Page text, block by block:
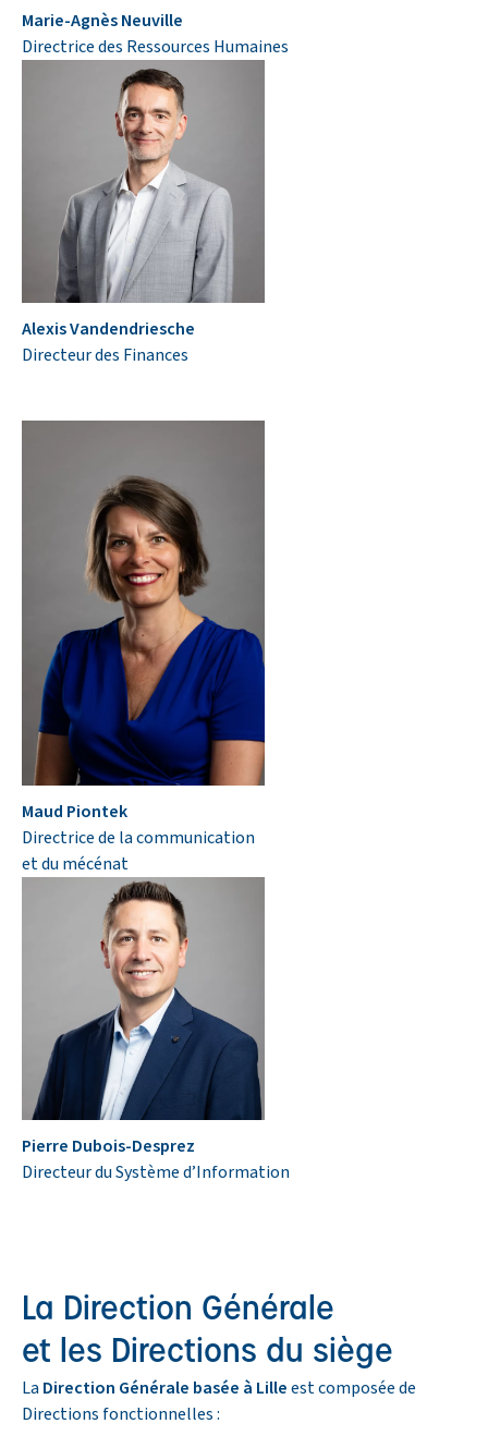
Marie-Agnès Neuville
Directrice des Ressources Humaines
Alexis Vandendriesche
Directeur des Finances
Maud Piontek
Directrice de la communication
et du mécénat
Pierre Dubois-Desprez
Directeur du Système d’Information
La Direction Générale
et les Directions du siège
LaDirection Générale basée à Lilleest composée de
Directions fonctionnelles :